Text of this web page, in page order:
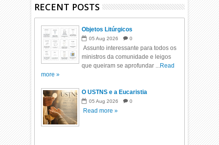
RECENT POSTS
Objetos Litúrgicos
05 Aug 2026 0
Assunto interessante para todos os
ministros da comunidade e leigos
que queiram se aprofundar ...Read
more »
O USTNS e a Eucaristia
05 Aug 2026 0
Read more »